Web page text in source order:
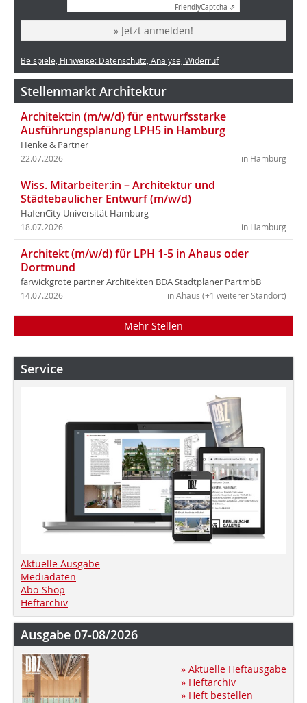
FriendlyCaptcha ⇗
» Jetzt anmelden!
Beispiele, Hinweise: Datenschutz, Analyse, Widerruf
Stellenmarkt Architektur
Architekt:in (m/w/d) für entwurfsstarke
Ausführungsplanung LPH5 in Hamburg
Henke & Partner
in Hamburg
22.07.2026
Wiss. Mitarbeiter:in – Architektur und
Städtebaulicher Entwurf (m/w/d)
HafenCity Universität Hamburg
in Hamburg
18.07.2026
Architekt (m/w/d) für LPH 1-5 in Ahaus oder
Dortmund
farwickgrote partner Architekten BDA Stadtplaner PartmbB
in Ahaus (+1 weiterer Standort)
14.07.2026
Mehr Stellen
Service
Aktuelle Ausgabe
Mediadaten
Abo-Shop
Heftarchiv
Ausgabe 07-08/2026
» Aktuelle Heftausgabe
» Heftarchiv
» Heft bestellen